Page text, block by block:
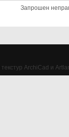
Запрошен
ArchiCad и